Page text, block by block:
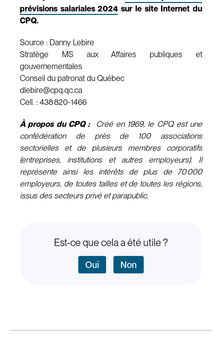
prévisions salariales 2024 sur le site Internet du
CPQ.
Source : Danny Lebire
Stratège MS aux Affaires publiques et
gouvernementales
Conseil du patronat du Québec
dlebire@cpq.qc.ca
Cell. : 438 820-1466
À propos du CPQ :Créé en 1969, le CPQ est une
confédération de près de 100 associations
sectorielles et de plusieurs membres corporatifs
(entreprises, institutions et autres employeurs). Il
représente ainsi les intérêts de plus de 70 000
employeurs, de toutes tailles et de toutes les régions,
issus des secteurs privé et parapublic.
Est-ce que cela a été utile ?
Oui Non